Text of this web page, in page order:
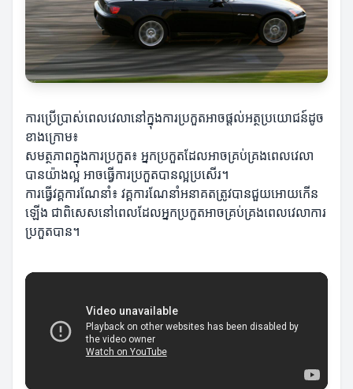
ការប្រើប្រាស់ពេលវេលានៅក្នុងការប្រកួតអាចផ្តល់អត្ថប្រយោជន៍ដូច
ខាងក្រោម៖
សមត្ថភាពក្នុងការប្រកួត៖ អ្នកប្រកួតដែលអាចគ្រប់គ្រងពេលវេលា
បានយ៉ាងល្អ អាចធ្វើការប្រកួតបានល្អប្រសើរ។
ការធ្វើវគ្គការណែនាំ៖ វគ្គការណែនាំអនាគតត្រូវបានជួយអោយកើន
ឡើង ជាពិសេសនៅពេលដែលអ្នកប្រកួតអាចគ្រប់គ្រងពេលវេលាការ
ប្រកួតបាន។